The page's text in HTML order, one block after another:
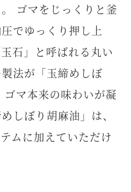
ゴマをじっくりと釜
でゆっくり押し上
石」と呼ばれる丸い
法が「玉締めしぼ
ゴマ本来の味わいが凝
しぼり胡麻油」は、
ムに加えていただけ